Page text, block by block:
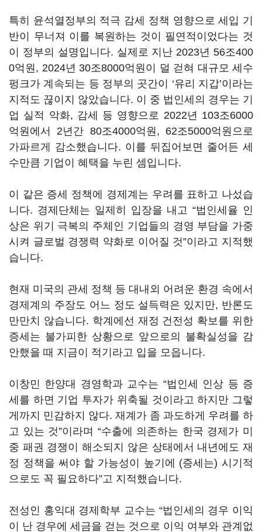
특히 윤석열정부의 적극 감세 정책 영향으로 세입 기
반이 무너져 이를 복원하는 것이 필연적이었다는 것
이 정부의 설명입니다. 실제로 지난 2023년56조400
0억원 , 2024년 30조8000억원이 덜 걷혀 대규모 세수
펑크가 계속되는 등 정부의 곳간이 ‘유리 지갑’이라는
지적도 끊이지 않았습니다. 이 중 법인세의 경우는 기
업 실적 악화, 감세 등 영향으로 2022년 103조6000
억원에서 2년간 80조4000억원 , 62조5000억원으로
가파르게 감소했습니다. 이를 뒤집어보면 줄어든 세
수만큼 기업이 혜택을 누린 셈입니다.
이 같은 증세 정책에 경제계는 우려를 표하고 나섰습
니다. 경제단체는 일제히 입장을 내고“법인세율 인
상은 위기 극복의 주체인 기업들의 경영 부담을 가중
시켜 글로벌 경쟁력 약화로 이어질 것”이라고 지적했
습니다.
현재 미국의 관세 정책 등 대내외 어려운 환경 속에서
경제계의 주장도 어느 정도 설득력은 있지만, 반론도
만만치 않습니다. 학계에선 재정 건전성 확보를 위한
증세는 불가피한 상황으로 앞으로의 불확실성을 감
안했을 때 지금이 적기라고 입을 모읍니다.
이창민 한양대 경영학과 교수는 “법인세 인상 등 증
세를 하면 기업 투자가 위축될 것이라고 하지만 그렇
게까지 민감하지 않다. 재계가 좀 과도하게 우려를 하
고 있는 것”이라며 “수출에 의존하는 한국 경제가 미
중 패권 경쟁이 해소되지 않은 상태에서 내년에도 재
정 정책을 써야 할 가능성이 높기에 (증세는)시기적
으로도 꼭 필요하다”고 지적했습니다.
전성인 홍익대 경제학부 교수는 “법인세의 경우 이익
이 난 경우에 세금을 걷는 것으로 이익 여부와 관계없